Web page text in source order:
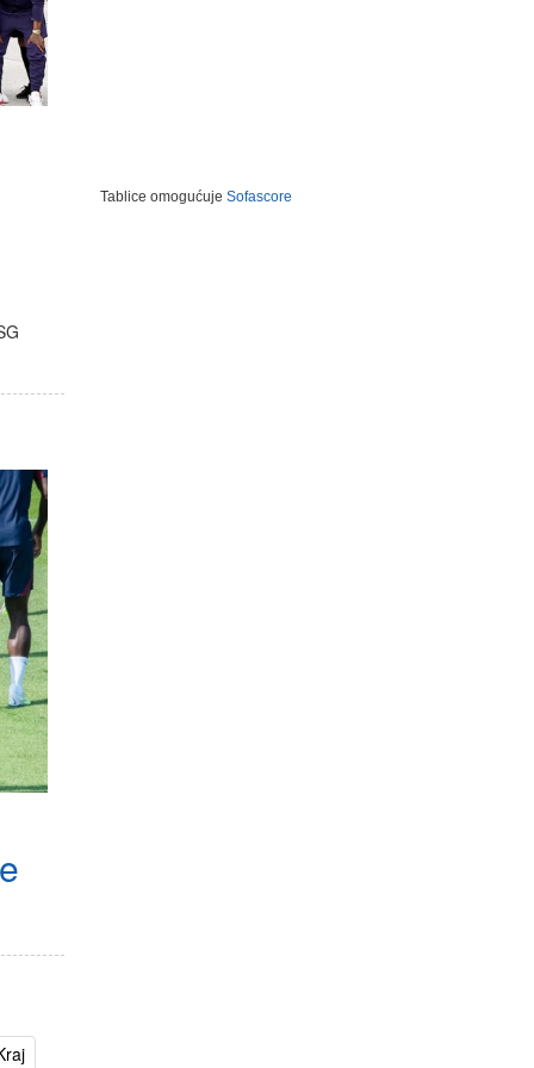
Tablice omogućuje Sofascore